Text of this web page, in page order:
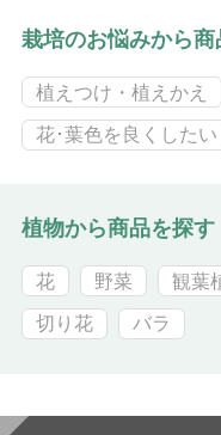
栽培のお悩みから商
植えつけ・植えかえ
花･葉色を良くしたい
植物から商品を探す
花 野菜 観葉
切り花 バラ